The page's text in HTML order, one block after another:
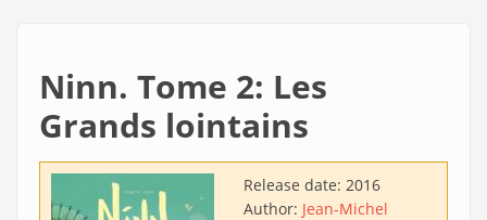
Ninn. Tome 2: Les
Grands lointains
Release date: 2016
Author: Jean-Michel